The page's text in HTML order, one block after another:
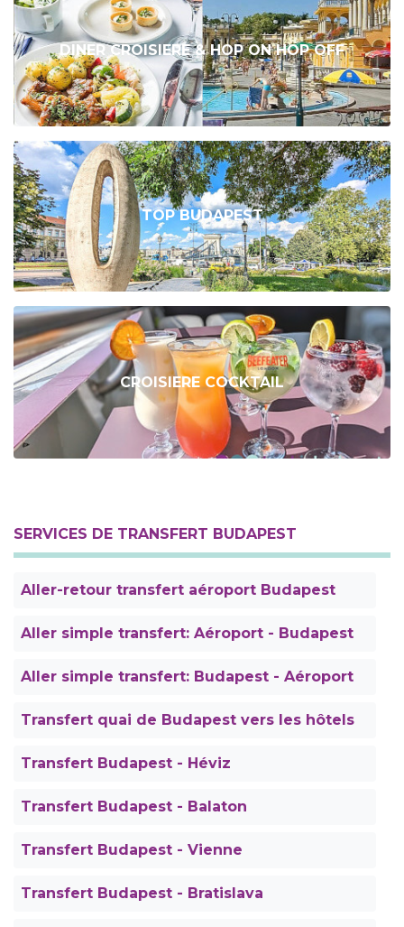
DINER CROISIERE & HOP ON HOP OFF
TOP BUDAPEST
CROISIERE COCKTAIL
SERVICES DE TRANSFERT BUDAPEST
Aller-retour transfert aéroport Budapest
Aller simple transfert: Aéroport - Budapest
Aller simple transfert: Budapest - Aéroport
Transfert quai de Budapest vers les hôtels
Transfert Budapest - Héviz
Transfert Budapest - Balaton
Transfert Budapest - Vienne
Transfert Budapest - Bratislava